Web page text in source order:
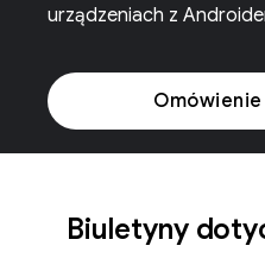
urządzeniach z
Biuletyny